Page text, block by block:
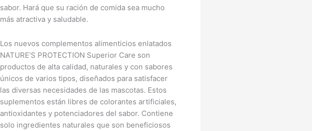
sabor. Hará que su ración de comida sea mucho
más atractiva y saludable.
Los nuevos complementos alimenticios enlatados
NATURE’S PROTECTION Superior Care son
productos de alta calidad, naturales y con sabores
únicos de varios tipos, diseñados para satisfacer
las diversas necesidades de las mascotas. Estos
suplementos están libres de colorantes artificiales,
antioxidantes y potenciadores del sabor. Contiene
solo ingredientes naturales que son beneficiosos
Superior
Care